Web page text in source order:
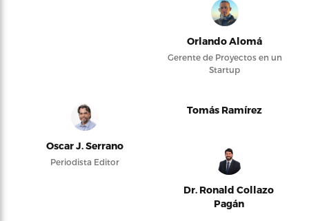
Orlando Alomá
Gerente de Proyectos en un
Startup
Oscar J. Serrano
Periodista Editor
Tomás Ramírez
Dr. Ronald Collazo
Pagán